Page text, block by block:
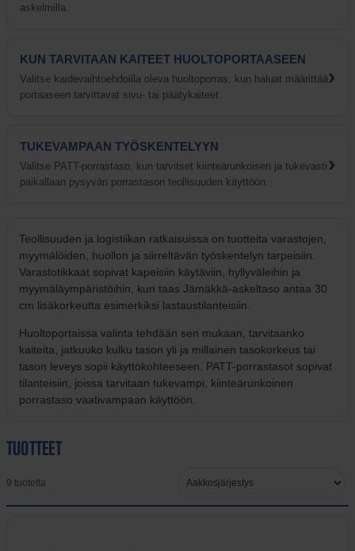
askelmilla.
KUN TARVITAAN KAITEET HUOLTOPORTAASEEN
Valitse kaidevaihtoehdoilla oleva huoltoporras, kun haluat määrittää
portaaseen tarvittavat sivu- tai päätykaiteet.
›
TUKEVAMPAAN TYÖSKENTELYYN
Valitse PATT-porrastaso, kun tarvitset kiinteärunkoisen ja tukevasti
paikallaan pysyvän porrastason teollisuuden käyttöön.
›
Teollisuuden ja logistiikan ratkaisuissa on tuotteita varastojen,
myymälöiden, huollon ja siirreltävän työskentelyn tarpeisiin.
Varastotikkaat sopivat kapeisiin käytäviin, hyllyväleihin ja
myymäläympäristöihin, kun taas Jämäkkä-askeltaso antaa 30
cm lisäkorkeutta esimerkiksi lastaustilanteisiin.
Huoltoportaissa valinta tehdään sen mukaan, tarvitaanko
kaiteita, jatkuuko kulku tason yli ja millainen tasokorkeus tai
tason leveys sopii käyttökohteeseen. PATT-porrastasot sopivat
tilanteisiin, joissa tarvitaan tukevampi, kiinteärunkoinen
porrastaso vaativampaan käyttöön.
TUOTTEET
9 tuotetta
Järjestä